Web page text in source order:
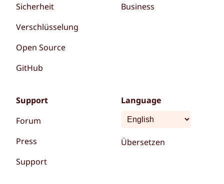
Sicherheit
Verschlüsselung
Open Source
GitHub
Business
Support
Forum
Press
Support
Language
Übersetzen